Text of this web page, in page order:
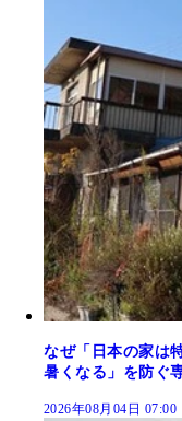
なぜ「日本の家は
暑くなる」を防ぐ
2026年08月04日 07:00